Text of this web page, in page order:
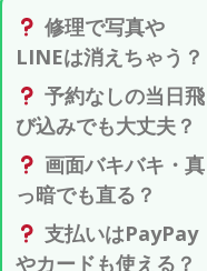
修理で写真や
LINEは消えちゃう？
予約なしの当日飛
び込みでも大丈夫？
画面バキバキ・真
っ暗でも直る？
支払いはPayPay
やカードも使える？